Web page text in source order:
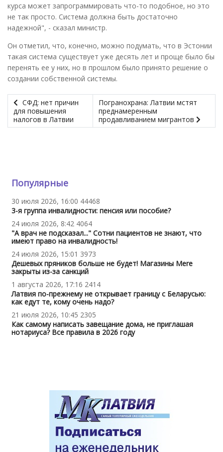
курса может запрограммировать что-то подобное, но это
не так просто. Система должна быть достаточно
надежной", - сказал министр.
Он отметил, что, конечно, можно подумать, что в Эстонии
такая система существует уже десять лет и проще было бы
перенять ее у них, но в прошлом было принято решение о
создании собственной системы.
СФД: нет причин
для повышения
налогов в Латвии
Погранохрана: Латвии мстят
преднамеренным
продавливанием мигрантов
Популярные
30 июля 2026, 16:00 44468
3-я группа инвалидности: пенсия или пособие?
24 июля 2026, 8:42 4064
"А врач не подсказал..." Сотни пациентов не знают, что
имеют право на инвалидность!
24 июля 2026, 15:01 3973
Дешевых пряников больше не будет! Магазины Mere
закрыты из-за санкций
1 августа 2026, 17:16 2414
Латвия по-прежнему не открывает границу с Беларусью:
как едут те, кому очень надо?
21 июля 2026, 10:45 2305
Как самому написать завещание дома, не приглашая
нотариуса? Все правила в 2026 году